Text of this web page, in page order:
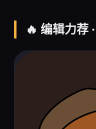
🔥 编辑力荐